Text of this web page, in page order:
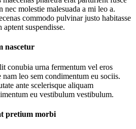
nec molestie malesuada a mi leo a.
commodo pulvinar justo habitasse
suspendisse.
nascetur
conubia urna fermentum vel eros
nam leo sem condimentum eu sociis.
ante scelerisque aliquam
eu vestibulum vestibulum.
pretium morbi